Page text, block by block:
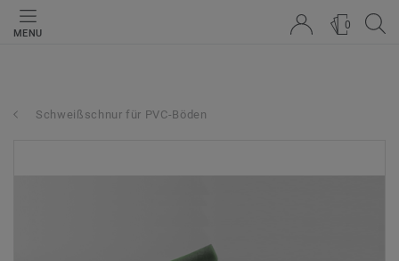
MENU
0
Schweißschnur für PVC-Böden